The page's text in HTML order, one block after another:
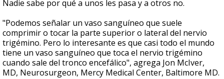
Nadie sabe por qué a unos les pasa y a otros no.
"Podemos señalar un vaso sanguíneo que suele
comprimir o tocar la parte superior o lateral del nervio
trigémino. Pero lo interesante es que casi todo el mundo
tiene un vaso sanguíneo que toca el nervio trigémino
cuando sale del tronco encefálico", agrega Jon McIver,
MD, Neurosurgeon, Mercy Medical Center, Baltimore MD.